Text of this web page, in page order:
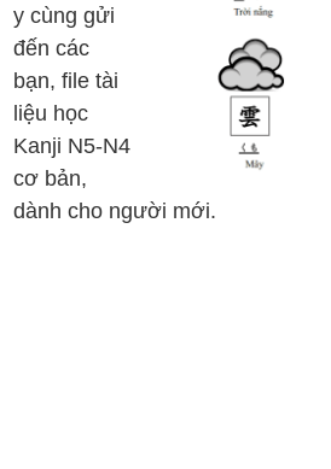
y cùng gửi
đến các
bạn, file tài
liệu học
Kanji N5-N4
cơ bản,
dành cho người mới.